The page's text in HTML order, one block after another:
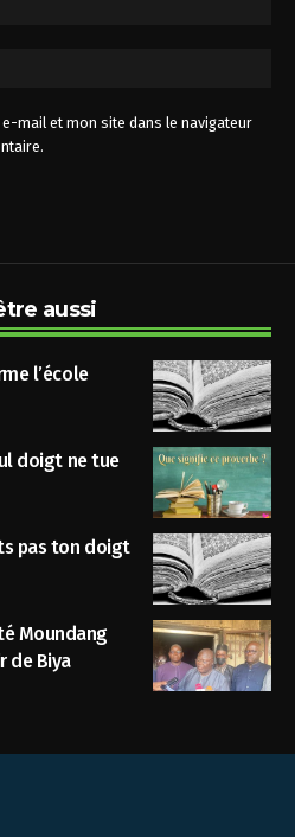
mail et mon site dans le navigateur
aussi
l’école
doigt ne tue
pas ton doigt
Moundang
de Biya